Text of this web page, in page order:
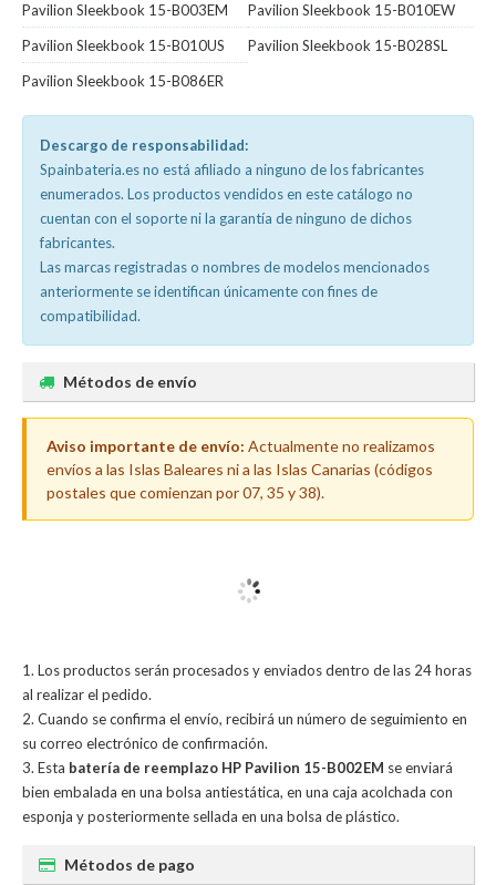
Pavilion Sleekbook 15-B003EM
Pavilion Sleekbook 15-B010EW
Pavilion Sleekbook 15-B010US
Pavilion Sleekbook 15-B028SL
Pavilion Sleekbook 15-B086ER
Descargo de responsabilidad:
Spainbateria.es no está afiliado a ninguno de los fabricantes
enumerados. Los productos vendidos en este catálogo no
cuentan con el soporte ni la garantía de ninguno de dichos
fabricantes.
Las marcas registradas o nombres de modelos mencionados
anteriormente se identifican únicamente con fines de
compatibilidad.
Métodos de envío
Aviso importante de envío: Actualmente no realizamos
envíos a las Islas Baleares ni a las Islas Canarias (códigos
postales que comienzan por 07, 35 y 38).
Los productos serán procesados y enviados dentro de las 24 horas
al realizar el pedido.
Cuando se confirma el envío, recibirá un número de seguimiento en
su correo electrónico de confirmación.
Esta batería de reemplazo HP Pavilion 15-B002EM se enviará
bien embalada en una bolsa antiestática, en una caja acolchada con
esponja y posteriormente sellada en una bolsa de plástico.
Métodos de pago